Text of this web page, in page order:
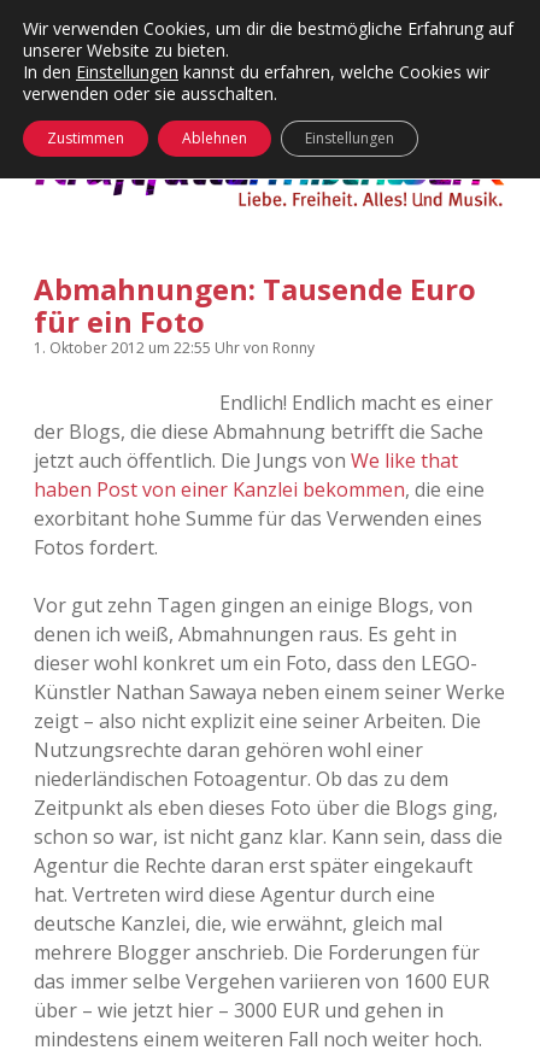
Kategorien
Menü
24 Hours Chilling
Die Wende
KFMW-Disco
kfmw.stuff
Kopfkinomusik
Nur mal so
Täglicher Sinnwahn
Wandnotizen
KFMW-Disco
Dates
Contact
Adventskalender
Adventskalender 2010
Adventskalender 2011
Adventskalender 2012
Adventskalender 2014
Adventskalender 2015
Adventskalender 2016
Adventskalender 2017
Adventskalender 2018
Adventskalender 2019
Adventskalender 2020
Adventskalender 2021
facebook
instagram
rss soundcloud
vimeoBluesky
öffnen
Abmahnungen: Tausende Euro
für ein Foto
1. Oktober 2012 um 22:55 Uhrvon Ronny
Endlich! Endlich macht es einer
der Blogs, die diese Abmahnung betrifft die Sache
jetzt auch öffentlich. Die Jungs von We like that
haben Post von einer Kanzlei bekommen, die eine
exorbitant hohe Summe für das Verwenden eines
Fotos fordert.
Vor gut zehn Tagen gingen an einige Blogs, von
denen ich weiß, Abmahnungen raus. Es geht in
dieser wohl konkret um ein Foto, dass den LEGO-
Künstler Nathan Sawaya neben einem seiner Werke
zeigt – also nicht explizit eine seiner Arbeiten. Die
Nutzungsrechte daran gehören wohl einer
niederländischen Fotoagentur. Ob das zu dem
Zeitpunkt als eben dieses Foto über die Blogs ging,
schon so war, ist nicht ganz klar. Kann sein, dass die
Agentur die Rechte daran erst später eingekauft
hat. Vertreten wird diese Agentur durch eine
deutsche Kanzlei, die, wie erwähnt, gleich mal
mehrere Blogger anschrieb. Die Forderungen für
das immer selbe Vergehen variieren von 1600 EUR
über – wie jetzt hier – 3000 EUR und gehen in
mindestens einem weiteren Fall noch weiter hoch.
Wir verwenden Cookies, um dir die bestmögliche Erfahrung auf
unserer Website zu bieten.
In den Einstellungen kannst du erfahren, welche Cookies wir
verwenden oder sie ausschalten.
Zustimmen Ablehnen Einstellungen